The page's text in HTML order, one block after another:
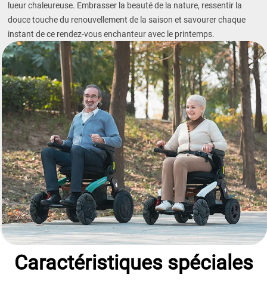
lueur chaleureuse. Embrasser la beauté de la nature, ressentir la
douce touche du renouvellement de la saison et savourer chaque
instant de ce rendez-vous enchanteur avec le printemps.
Caractéristiques spéciales